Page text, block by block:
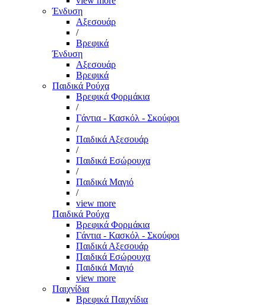
Ένδυση
Αξεσουάρ
/
Βρεφικά
Ένδυση
Αξεσουάρ
Βρεφικά
Παιδικά Ρούχα
Βρεφικά Φορμάκια
/
Γάντια - Κασκόλ - Σκούφοι
/
Παιδικά Αξεσουάρ
/
Παιδικά Εσώρουχα
/
Παιδικά Μαγιό
/
view more
Παιδικά Ρούχα
Βρεφικά Φορμάκια
Γάντια - Κασκόλ - Σκούφοι
Παιδικά Αξεσουάρ
Παιδικά Εσώρουχα
Παιδικά Μαγιό
view more
Παιχνίδια
Βρεφικά Παιχνίδια